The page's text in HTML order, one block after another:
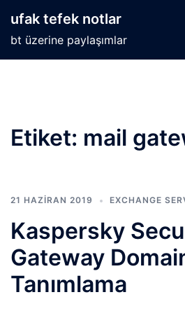
atlaufak tefek notlar
bt üzerine paylaşımlar
Etiket: mail
21 HAZIRAN 2019 EXCHANGE
Kaspersky
Gateway
Tanımlama